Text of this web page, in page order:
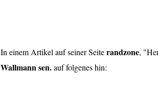
In einem Artikel auf seiner Seiterandzone,
Wallmann sen.auf folgenes hin: